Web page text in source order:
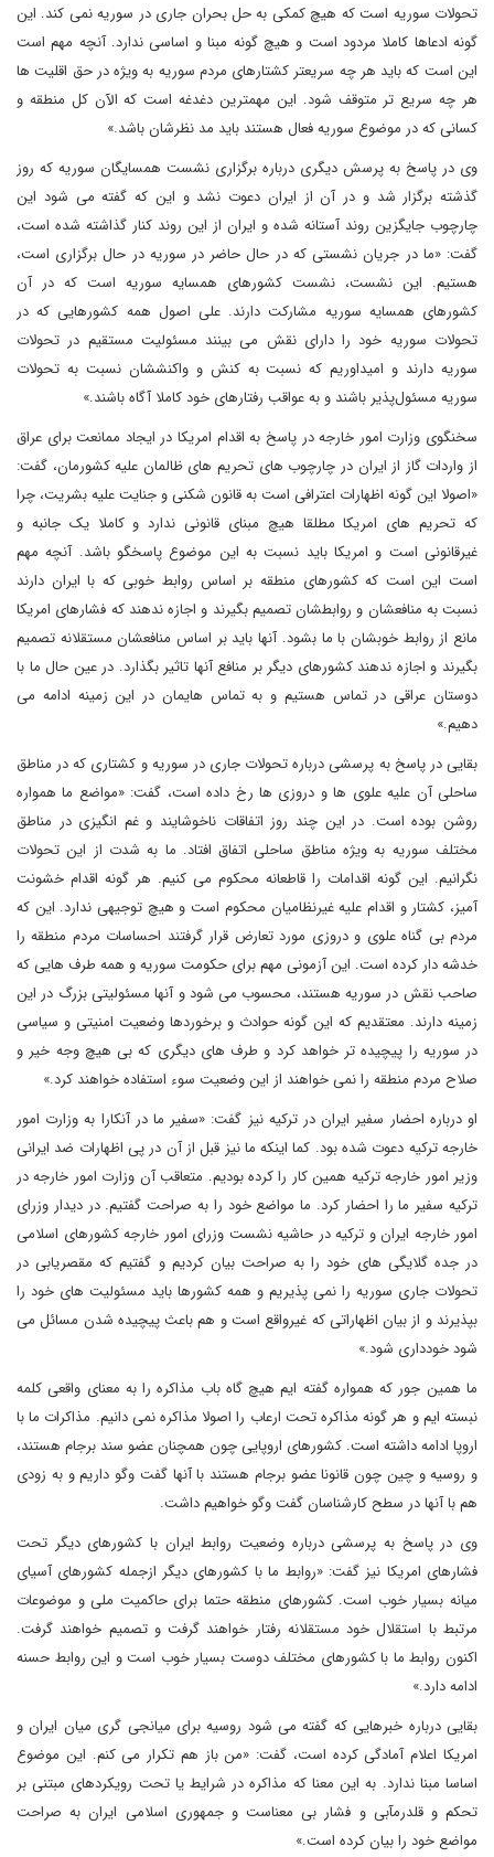
تحولات سوریه است که هیچ کمکی به حل بحران جاری در سوریه نمی کند. این
گونه ادعاها کاملا مردود است و هیچ گونه مبنا و اساسی ندارد. آنچه مهم است
این است که باید هر چه سریعتر کشتارهای مردم سوریه به ویژه در حق اقلیت ها
هر چه سریع تر متوقف شود. این مهمترین دغدغه است که الآن کل منطقه و
کسانی که در موضوع سوریه فعال هستند باید مد نظرشان باشد.»
وی در پاسخ به پرسش دیگری درباره برگزاری نشست همسایگان سوریه که روز
گذشته برگزار شد و در آن از ایران دعوت نشد و این که گفته می شود این
چارچوب جایگزین روند آستانه شده و ایران از این روند کنار گذاشته شده است،
گفت: «ما در جریان نشستی که در حال حاضر در سوریه در حال برگزاری است،
هستیم. این نشست، نشست کشورهای همسایه سوریه است که در آن
کشورهای همسایه سوریه مشارکت دارند. علی اصول همه کشورهایی که در
تحولات سوریه خود را دارای نقش می بینند مسئولیت مستقیم در تحولات
سوریه دارند و امیداوریم که نسبت به کنش و واکنششان نسبت به تحولات
سوریه مسئول‌پذیر باشند و به عواقب رفتارهای خود کاملا آگاه باشند.»
سخنگوی وزارت امور خارجه در پاسخ به اقدام امریکا در ایجاد ممانعت برای عراق
از واردات گاز از ایران در چارچوب های تحریم های ظالمان علیه کشورمان، گفت:
«اصولا این گونه اظهارات اعترافی است به قانون شکنی و جنایت علیه بشریت، چرا
که تحریم های امریکا مطلقا هیچ مبنای قانونی ندارد و کاملا یک جانبه و
غیرقانونی است و امریکا باید نسبت به این موضوع پاسخگو باشد. آنچه مهم
است این است که کشورهای منطقه بر اساس روابط خوبی که با ایران دارند
نسبت به منافعشان و روابطشان تصمیم بگیرند و اجازه ندهند که فشارهای امریکا
مانع از روابط خوبشان با ما بشود. آنها باید بر اساس منافعشان مستقلانه تصمیم
بگیرند و اجازه ندهند کشورهای دیگر بر منافع آنها تاثیر بگذارد. در عین حال ما با
دوستان عراقی در تماس هستیم و به تماس هایمان در این زمینه ادامه می
دهیم.»
بقایی در پاسخ به پرسشی درباره تحولات جاری در سوریه و کشتاری که در مناطق
ساحلی آن علیه علوی ها و دروزی ها رخ داده است، گفت: «مواضع ما همواره
روشن بوده است. در این چند روز اتفاقات ناخوشایند و غم انگیزی در مناطق
مختلف سوریه به ویژه مناطق ساحلی اتفاق افتاد. ما به شدت از این تحولات
نگرانیم. این گونه اقدامات را قاطعانه محکوم می کنیم. هر گونه اقدام خشونت
آمیز، کشتار و اقدام علیه غیرنظامیان محکوم است و هیچ توجیهی ندارد. این که
مردم بی گناه علوی و دروزی مورد تعارض قرار گرفتند احساسات مردم منطقه را
خدشه دار کرده است. این آزمونی مهم برای حکومت سوریه و همه طرف هایی که
صاحب نقش در سوریه هستند، محسوب می شود و آنها مسئولیتی بزرگ در این
زمینه دارند. معتقدیم که این گونه حوادث و برخوردها وضعیت امنیتی و سیاسی
در سوریه را پیچیده تر خواهد کرد و طرف های دیگری که بی هیچ وجه خیر و
صلاح مردم منطقه را نمی خواهند از این وضعیت سوء استفاده خواهند کرد.»
او درباره احضار سفیر ایران در ترکیه نیز گفت: «سفیر ما در آنکارا به وزارت امور
خارجه ترکیه دعوت شده بود. کما اینکه ما نیز قبل از آن در پی اظهارات ضد ایرانی
وزیر امور خارجه ترکیه همین کار را کرده بودیم. متعاقب آن وزارت امور خارجه در
ترکیه سفیر ما را احضار کرد. ما مواضع خود را به صراحت گفتیم. در دیدار وزرای
امور خارجه ایران و ترکیه در حاشیه نشست وزرای امور خارجه کشورهای اسلامی
در جده گلایگی های خود را به صراحت بیان کردیم و گفتیم که مقصریابی در
تحولات جاری سوریه را نمی پذیریم و همه کشورها باید مسئولیت های خود را
بپذیرند و از بیان اظهاراتی که غیرواقع است و هم باعث پیچیده شدن مسائل می
شود خودداری شود.»
ما همین جور که همواره گفته ایم هیچ گاه باب مذاکره را به معنای واقعی کلمه
نبسته ایم و هر گونه مذاکره تحت ارعاب را اصولا مذاکره نمی دانیم. مذاکرات ما با
اروپا ادامه داشته است. کشورهای اروپایی چون همچنان عضو سند برجام هستند،
و روسیه و چین چون قانونا عضو برجام هستند با آنها گفت وگو داریم و به زودی
هم با آنها در سطح کارشناسان گفت وگو خواهیم داشت.
وی در پاسخ به پرسشی درباره وضعیت روابط ایران با کشورهای دیگر تحت
فشارهای امریکا نیز گفت: «روابط ما با کشورهای دیگر ازجمله کشورهای آسیای
میانه بسیار خوب است. کشورهای منطقه حتما برای حاکمیت ملی و موضوعات
مرتبط با استقلال خود مستقلانه رفتار خواهند گرفت و تصمیم خواهند گرفت.
اکنون روابط ما با کشورهای مختلف دوست بسیار خوب است و این روابط حسنه
ادامه دارد.»
بقایی درباره خبرهایی که گفته می شود روسیه برای میانجی گری میان ایران و
امریکا اعلام آمادگی کرده است، گفت: «من باز هم تکرار می کنم. این موضوع
اساسا مبنا ندارد. به این معنا که مذاکره در شرایط یا تحت رویکردهای مبتنی بر
تحکم و قلدرمآبی و فشار بی معناست و جمهوری اسلامی ایران به صراحت
مواضع خود را بیان کرده است.»